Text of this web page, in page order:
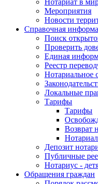
Мероприятия
Новости
Справочная
Поиск
Проверить
Единая
Реестр
Нотариальное
Локальные
Тарифы
Тарифы
Возврат
Депозит
Публичные
Нотариус -
Обращения граждан